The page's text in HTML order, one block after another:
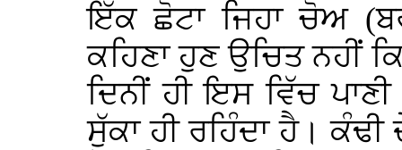
ਇੱਕ ਛੋਟਾ ਜਿਹਾ ਚੋਅ
ਕਹਿਣਾ ਹੁਣ ਉਚਿਤ ਨਹੀਂ
ਦਿਨੀਂ ਹੀ ਇਸ ਵਿੱਚ
ਸੁੱਕਾ ਹੀ ਰਹਿੰਦਾ ਹੈ।